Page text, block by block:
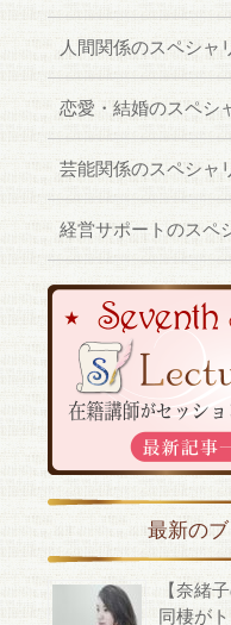
人間関係のスペシャ
恋愛・結婚のスペシ
芸能関係のスペシャ
経営サポートのスペ
最新の
【奈緒
同棲が